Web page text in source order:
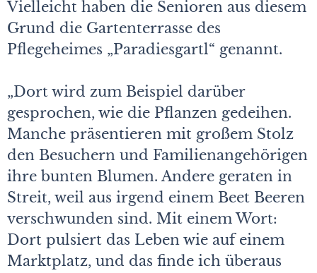
Vielleicht haben die Senioren aus diesem
Grund die Gartenterrasse des
Pflegeheimes „Paradiesgartl“ genannt.
„Dort wird zum Beispiel darüber
gesprochen, wie die Pflanzen gedeihen.
Manche präsentieren mit großem Stolz
den Besuchern und Familienangehörigen
ihre bunten Blumen. Andere geraten in
Streit, weil aus irgend einem Beet Beeren
verschwunden sind. Mit einem Wort:
Dort pulsiert das Leben wie auf einem
Marktplatz, und das finde ich überaus